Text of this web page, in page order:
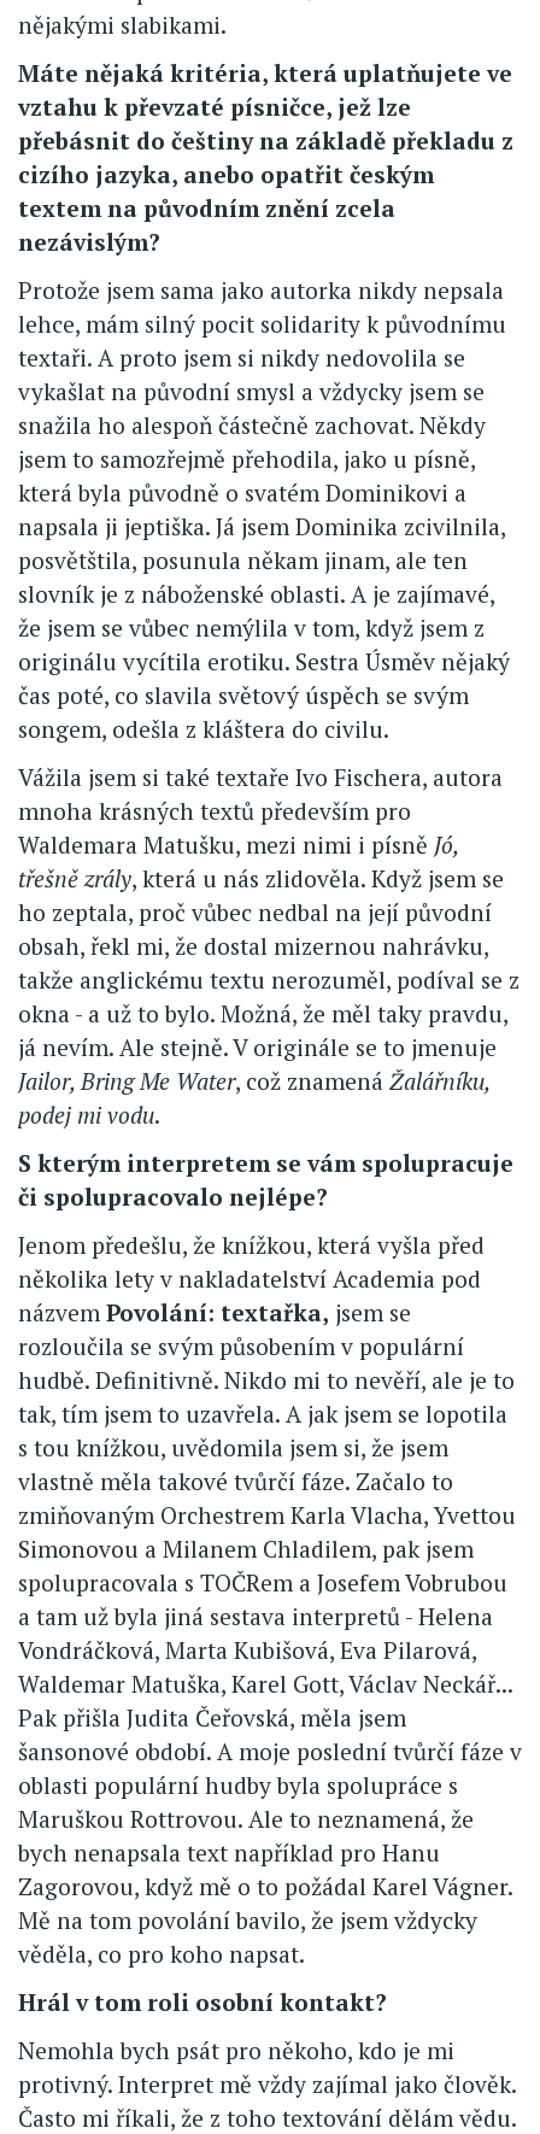
nějakými slabikami.
Máte nějaká kritéria, která uplatňujete ve
vztahu k převzaté písničce, jež lze
přebásnit do češtiny na základě překladu z
cizího jazyka, anebo opatřit českým
textem na původním znění zcela
nezávislým?
Protože jsem sama jako autorka nikdy nepsala
lehce, mám silný pocit solidarity k původnímu
textaři. A proto jsem si nikdy nedovolila se
vykašlat na původní smysl a vždycky jsem se
snažila ho alespoň částečně zachovat. Někdy
jsem to samozřejmě přehodila, jako u písně,
která byla původně o svatém Dominikovi a
napsala ji jeptiška. Já jsem Dominika zcivilnila,
posvětštila, posunula někam jinam, ale ten
slovník je z náboženské oblasti. A je zajímavé,
že jsem se vůbec nemýlila v tom, když jsem z
originálu vycítila erotiku. Sestra Úsměv nějaký
čas poté, co slavila světový úspěch se svým
songem, odešla z kláštera do civilu.
Vážila jsem si také textaře Ivo Fischera, autora
mnoha krásných textů především pro
Waldemara Matušku, mezi nimi i písně Jó,
třešně zrály, která u nás zlidověla. Když jsem se
ho zeptala, proč vůbec nedbal na její původní
obsah, řekl mi, že dostal mizernou nahrávku,
takže anglickému textu nerozuměl, podíval se z
okna - a už to bylo. Možná, že měl taky pravdu,
já nevím. Ale stejně. V originále se to jmenuje
Jailor, Bring Me Water, což znamená Žalářníku,
podej mi vodu.
S kterým interpretem se vám spolupracuje
či spolupracovalo nejlépe?
Jenom předešlu, že knížkou, která vyšla před
několika lety v nakladatelství Academia pod
názvem Povolání: textařka, jsem se
rozloučila se svým působením v populární
hudbě. Definitivně. Nikdo mi to nevěří, ale je to
tak, tím jsem to uzavřela. A jak jsem se lopotila
s tou knížkou, uvědomila jsem si, že jsem
vlastně měla takové tvůrčí fáze. Začalo to
zmiňovaným Orchestrem Karla Vlacha, Yvettou
Simonovou a Milanem Chladilem, pak jsem
spolupracovala s TOČRem a Josefem Vobrubou
a tam už byla jiná sestava interpretů - Helena
Vondráčková, Marta Kubišová, Eva Pilarová,
Waldemar Matuška, Karel Gott, Václav Neckář...
Pak přišla Judita Čeřovská, měla jsem
šansonové období. A moje poslední tvůrčí fáze v
oblasti populární hudby byla spolupráce s
Maruškou Rottrovou. Ale to neznamená, že
bych nenapsala text například pro Hanu
Zagorovou, když mě o to požádal Karel Vágner.
Mě na tom povolání bavilo, že jsem vždycky
věděla, co pro koho napsat.
Hrál v tom roli osobní kontakt?
Nemohla bych psát pro někoho, kdo je mi
protivný. Interpret mě vždy zajímal jako člověk.
Často mi říkali, že z toho textování dělám vědu.